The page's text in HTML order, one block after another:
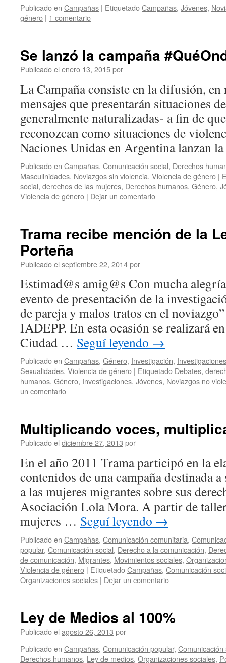
Publicado en Campañas | EtiquetadoCampañas, Jóvenes,
género | 1 comentario
Se lanzó la campaña
Publicado el enero 13, 2015por
La Campaña consiste en la difusión, en
mensajes que presentarán situaciones
generalmente naturalizadas- a fin de
reconozcan como situaciones de
Naciones Unidas en Argentina lanzan
Publicado en Campañas, Comunicación social, Derechos
Masculinidades, Noviazgos sin violencia, Violencia de género |
social, derechos de las mujeres, Derechos humanos, Género,
Violencia de género | Dejar un comentario
Trama recibe mención de la
Porteña
Publicado el septiembre 22, 2014por
Estimad@s amig@s Con mucha
evento de presentación de la
de pareja y malos tratos en el
IADEPP. En esta ocasión se realizará
Ciudad … Seguí leyendo →
Publicado en Campañas, Género, Investigación, Investigaciones
Sexualidades, Violencia de género | Etiquetado Debates,
humanos, Género, Investigaciones, Jóvenes, Noviazgos no
un comentario
Multiplicando voces,
Publicado el diciembre 27, 2013 por
En el año 2011 Trama participó en la
contenidos de una campaña destinada
a las mujeres migrantes sobre sus
Asociación Lola Mora. A partir de
mujeres … Seguí leyendo →
Publicado en Campañas, Comunicación comunitaria,
popular, Comunicación social, Derecho a la comunicación,
de comunicación, Migrantes, Movimientos sociales,
Violencia de género | EtiquetadoCampañas, Comunicación
Organizaciones sociales | Dejar un comentario
Ley de Medios al 100%
Publicado el agosto 26, 2013 por
Publicado en Campañas, Comunicación popular, Comunicación
Derechos humanos, Ley de medios, Organizaciones sociales,